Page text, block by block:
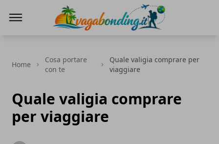
Home
Cosa portare
con te
Quale valigia comprare per
viaggiare
Quale valigia comprare
per viaggiare